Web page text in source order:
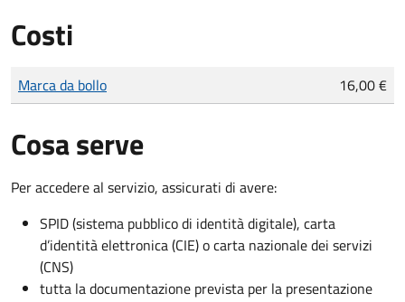
Costi
Tipo di pagamento
Importo
Marca da bollo 16,00 €
Cosa serve
Per accedere al servizio, assicurati di avere:
SPID (sistema pubblico di identità digitale), carta
d’identità elettronica (CIE) o carta nazionale dei servizi
(CNS)
tutta la documentazione prevista per la presentazione